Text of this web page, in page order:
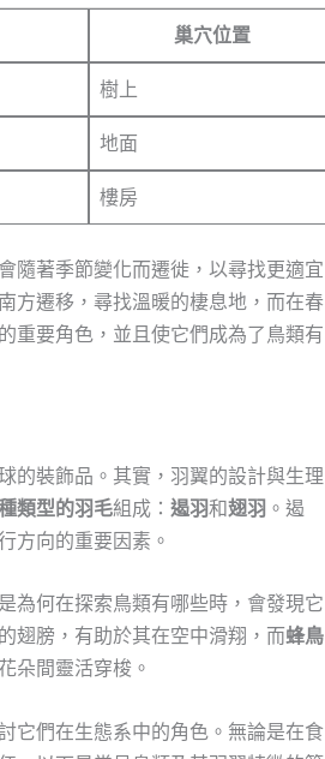
巢穴位置
樹上
地面
樓房
隨著季節變化而遷徙，以尋找更適宜
方遷移，尋找溫暖的棲息地，而在春
重要角色，並且使它們成為了鳥類有
的裝飾品。其實，羽翼的設計與生理
類型的羽毛組成： 遏羽和翅羽 。遏
方向的重要因素。
為何在探索鳥類有哪些時，會發現它
翅膀，有助於其在空中滑翔，而蜂鳥
朵間靈活穿梭。
它們在生態系中的角色。無論是在食